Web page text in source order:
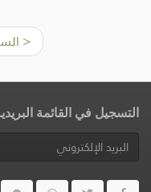
<
التسجيل في القائمة